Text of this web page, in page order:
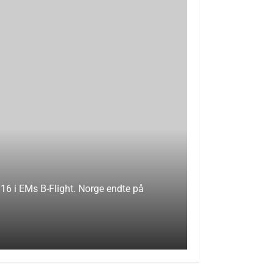
i EMs B-Flight. Norge endte på